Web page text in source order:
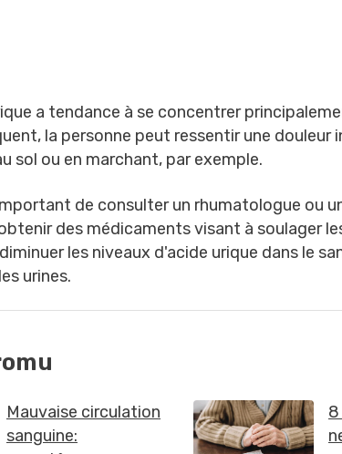
a tendance à se concentrer
la personne peut ressentir une douleur
sol ou en marchant, par exemple.
de consulter un rhumatologue ou
des médicaments visant à soulager
les niveaux d'acide urique dans le
urines.